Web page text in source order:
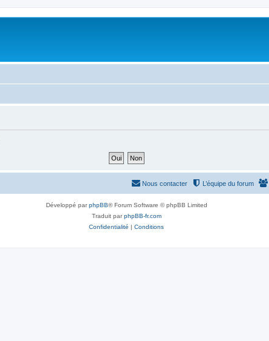
L’équipe du forum
Nous contacter
Développé parphpBB® Forum Software © phpBB Limited
Traduit parphpBB-fr.com
Confidentialité | Conditions